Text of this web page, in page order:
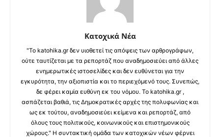
Κατοχικά Νέα
"Το katohika.gr δεν υιοθετεί τις απόψεις των αρθρογράφων,
ούτε ταυτίζεται με τα ρεπορτάζ που αναδημοσιεύει από άλλες
ενημερωτικές ιστοσελίδες και δεν ευθύνεται για την
εγκυρότητα, την αξιοπιστία και το περιεχόμενό τους. Συνεπώς,
δε φέρει καμία ευθύνη εκ του νόμου. Το katohika.gr ,
ασπάζεται βαθιά, τις Δημοκρατικές αρχές της πολυφωνίας και
ως εκ τούτου, αναδημοσιεύει κείμενα και ρεπορτάζ, από
όλους τους πολιτικούς, κοινωνικούς και επιστημονικούς
χώρους." Η συντακτική ομάδα των κατοχικών νέων φέρνει